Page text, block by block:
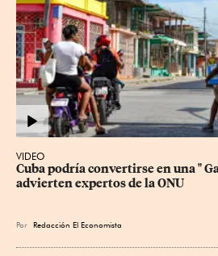
VIDEO
Cuba podría convertirse en una "
advierten expertos de la ONU
Por Redacción El Economista